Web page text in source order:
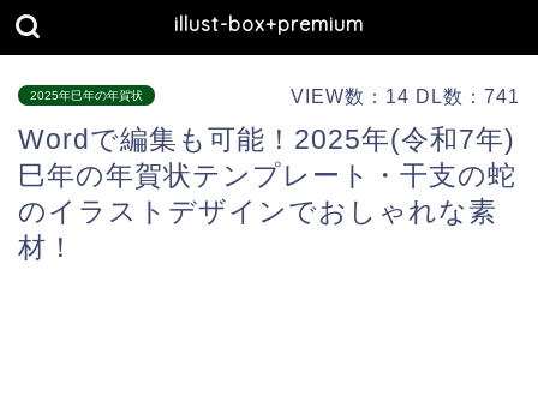
illust-box+premium
2025年巳年の年賀状 VIEW数：14 DL数：741
Wordで編集も可能！2025年(令和7年)
巳年の年賀状テンプレート・干支の蛇
のイラストデザインでおしゃれな素
材！